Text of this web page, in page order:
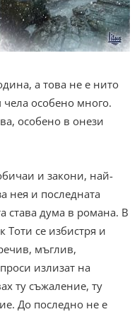
а това не е нито
особено много.
особено в онези
и закони, най-
нея и последната
става дума в романа. В
Тоти се избистря и
мъглив,
излизат на
ту съжаление, ту
До последно не е